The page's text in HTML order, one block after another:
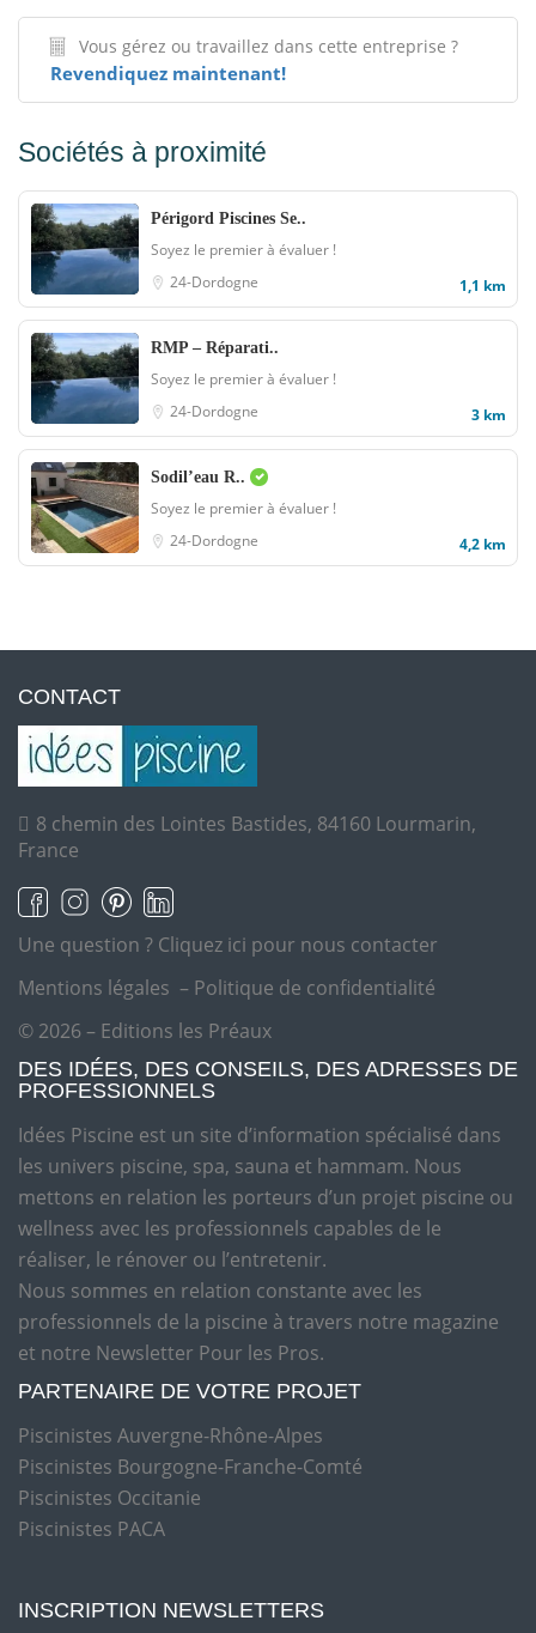
Vous gérez ou travaillez dans cette entreprise ?
Revendiquez maintenant!
Sociétés à proximité
Périgord Piscines Se..
Soyez le premier à évaluer !
24-Dordogne
1,1 km
RMP – Réparati..
Soyez le premier à évaluer !
24-Dordogne
3 km
Sodil’eau R..
Soyez le premier à évaluer !
24-Dordogne
4,2 km
CONTACT
8 chemin des Lointes Bastides, 84160 Lourmarin,
France
Une question ? Cliquez ici pour nous contacter
Mentions légales – Politique de confidentialité
© 2026 – Editions les Préaux
DES IDÉES, DES CONSEILS, DES ADRESSES DE
PROFESSIONNELS
Idées Piscine est un site d’information spécialisé dans
les univers piscine, spa, sauna et hammam. Nous
mettons en relation les porteurs d’un projet piscine ou
wellness avec les professionnels capables de le
réaliser, le rénover ou l’entretenir.
Nous sommes en relation constante avec les
professionnels de la piscine à travers notre magazine
et notre Newsletter Pour les Pros.
PARTENAIRE DE VOTRE PROJET
Piscinistes Auvergne-Rhône-Alpes
Piscinistes Bourgogne-Franche-Comté
Piscinistes Occitanie
Piscinistes PACA
INSCRIPTION NEWSLETTERS